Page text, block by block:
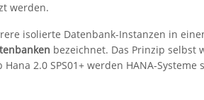
werden.
isolierte Datenbank-Instanzen in
bezeichnet. Das Prinzip selbst
2.0 SPS01+ werden HANA-